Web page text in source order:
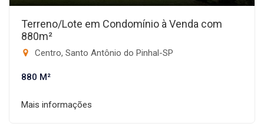
Terreno/Lote em Condomínio à Venda com
880m²
Centro, Santo Antônio do Pinhal-SP
880 M²
Mais informações